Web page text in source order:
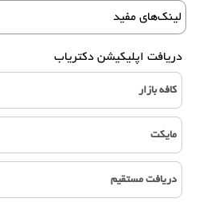
لینک‌های مفید
دریافت اپلیکیشن دکتریاب
کافه بازار
مایکت
دریافت مستقیم